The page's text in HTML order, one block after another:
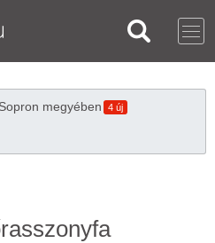
megyében 4 új